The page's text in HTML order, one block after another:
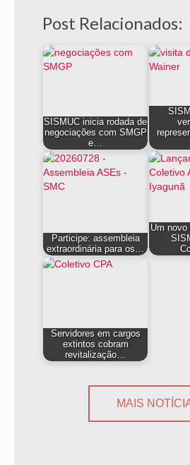
Post Relacionados:
SISMUC inicia rodada de
negociações com SMGP
e…
Participe: assembleia
extraordinária para os…
Um novo
Servidores em cargos
extintos cobram
revitalização…
MAIS